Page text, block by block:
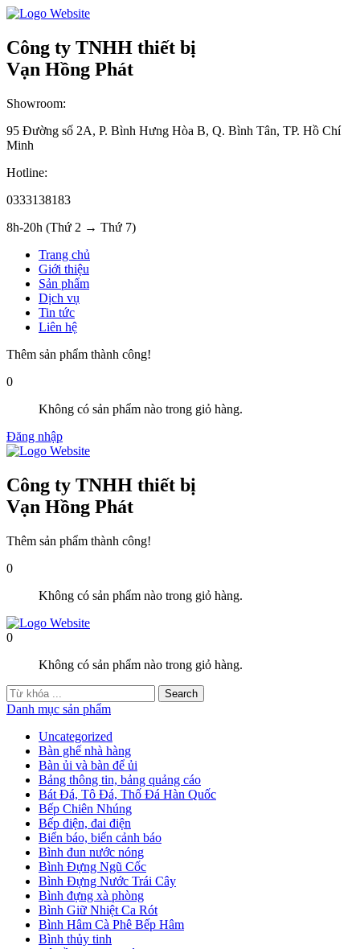
Công ty TNHH thiết bị
Vạn Hồng Phát
Showroom:
95 Đường số 2A, P. Bình Hưng Hòa B, Q. Bình Tân, TP. Hồ Chí
Minh
Hotline:
0333138183
8h-20h (Thứ 2 → Thứ 7)
Trang chủ
Giới thiệu
Sản phẩm
Dịch vụ
Tin tức
Liên hệ
Thêm sản phẩm thành công!
0
Không có sản phẩm nào trong giỏ hàng.
Đăng nhập
Công ty TNHH thiết bị
Vạn Hồng Phát
Thêm sản phẩm thành công!
0
Không có sản phẩm nào trong giỏ hàng.
0
Không có sản phẩm nào trong giỏ hàng.
Danh mục sản phẩm
Uncategorized
Bàn ghế nhà hàng
Bàn ủi và bàn để ủi
Bảng thông tin, bảng quảng cáo
Bát Đá, Tô Đá, Thố Đá Hàn Quốc
Bếp Chiên Nhúng
Bếp điện, đai điện
Biển báo, biển cảnh báo
Bình đun nước nóng
Bình Đựng Ngũ Cốc
Bình Đựng Nước Trái Cây
Bình đựng xà phòng
Bình Giữ Nhiệt Ca Rót
Bình Hâm Cà Phê Bếp Hâm
Bình thủy tinh